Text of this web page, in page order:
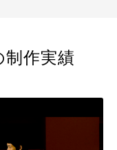
制作実績